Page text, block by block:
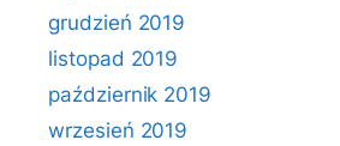
grudzień 2019
listopad 2019
październik 2019
wrzesień 2019